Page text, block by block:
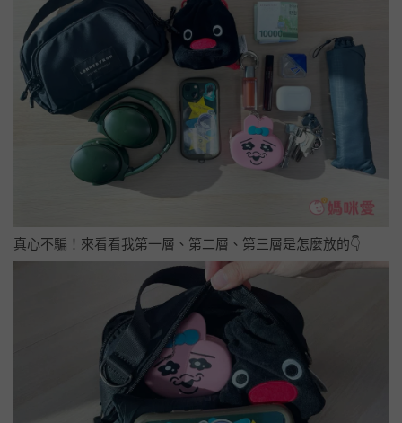
真心不騙！來看看我第一層、第二層、第三層是怎麼放的👇